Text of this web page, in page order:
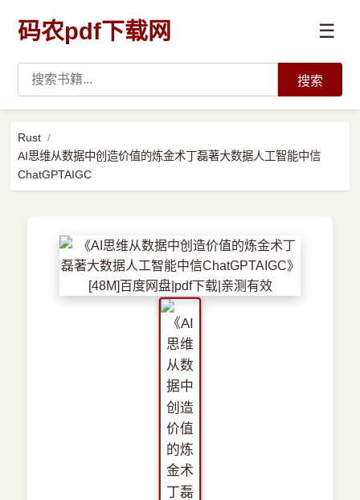
码农pdf下载网 ☰
数据科学与人工智能
搜索
Rust
AI思维从数据中创造价值的炼金术丁磊著大数据人工智能中信
ChatGPTAIGC